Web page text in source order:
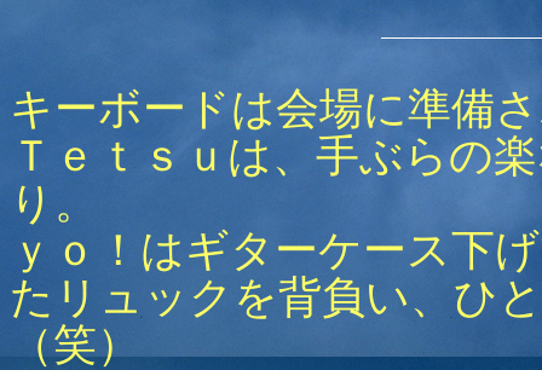
キーボードは会場に準備
Ｔｅｔｓｕは、手ぶらの
り。
ｙｏ！はギターケース下
たリュックを背負い、ひ
（笑）